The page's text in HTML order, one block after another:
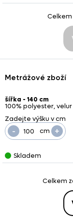
Metrážové zboží
šířka - 140 cm
100% polyester,
cm +
-
Skladem
Celkem